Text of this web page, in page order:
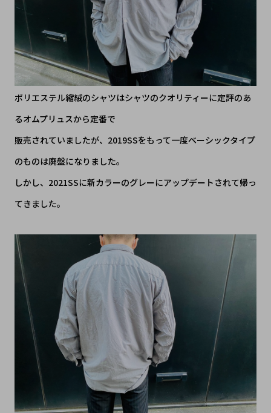
ポリエステル縮絨のシャツはシャツのクオリティーに定評のあ
るオムプリュスから定番で
販売されていましたが、2019SSをもって一度ベーシックタイプ
のものは廃盤になりました。
しかし、2021SSに新カラーのグレーにアップデートされて帰っ
てきました。